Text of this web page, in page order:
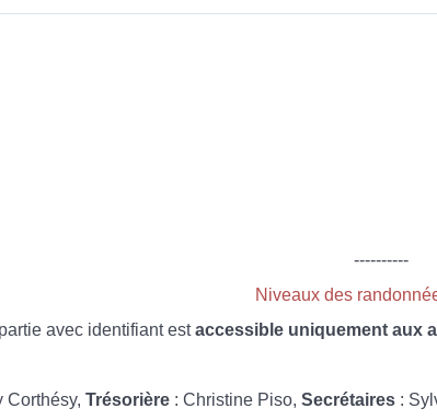
----------
Niveaux des
avec identifiant estaccessible uniquement aux
Corthésy, Trésorière : Christine Piso, Secrétaires :